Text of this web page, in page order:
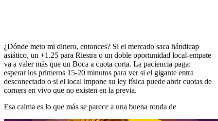
¿Dónde meto mi dinero, entonces? Si el mercado saca hándicap
asiático, un +1.25 para Riestra o un doble oportunidad local-empate
va a valer más que un Boca a cuota corta. La paciencia paga:
esperar los primeros 15-20 minutos para ver si el gigante entra
desconectado o si el local impone su ley física puede abrir cuotas de
corners en vivo que no existen en la previa.
Esa calma es lo que más se parece a una buena ronda de